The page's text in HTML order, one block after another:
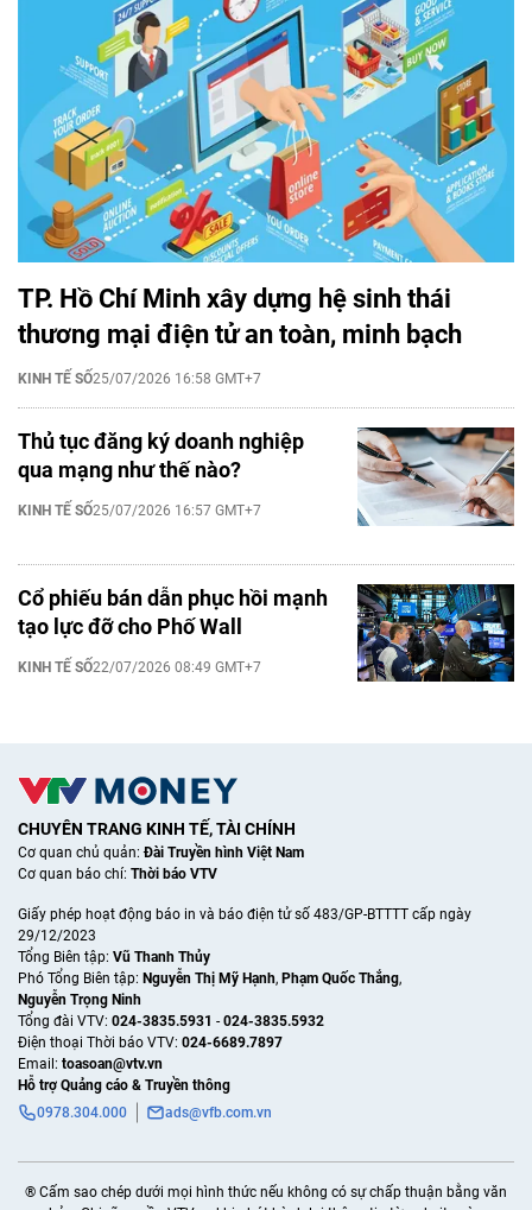
TP. Hồ Chí Minh xây dựng hệ sinh thái
thương mại điện tử an toàn, minh bạch
KINH TẾ SỐ25/07/2026 16:58 GMT+7
Thủ tục đăng ký doanh nghiệp
qua mạng như thế nào?
KINH TẾ SỐ25/07/2026 16:57 GMT+7
Cổ phiếu bán dẫn phục hồi mạnh
tạo lực đỡ cho Phố Wall
KINH TẾ SỐ22/07/2026 08:49 GMT+7
CHUYÊN TRANG KINH TẾ, TÀI CHÍNH
Cơ quan chủ quản:Đài Truyền hình Việt Nam
Cơ quan báo chí: Thời báo VTV
Giấy phép hoạt động báo in và báo điện tử số 483/GP-BTTTT cấp ngày
29/12/2023
Tổng Biên tập: Vũ Thanh Thủy
Phó Tổng Biên tập: Nguyễn Thị Mỹ Hạnh, Phạm Quốc Thắng,
Nguyễn Trọng Ninh
Tổng đài VTV: 024-3835.5931 - 024-3835.5932
Ðiện thoại Thời báo VTV: 024-6689.7897
Email: toasoan@vtv.vn
Hỗ trợ Quảng cáo & Truyền thông
0978.304.000
ads@vfb.com.vn
® Cấm sao chép dưới mọi hình thức nếu không có sự chấp thuận bằng văn